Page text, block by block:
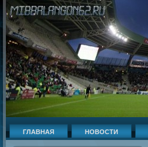
ГЛАВНАЯ НОВОСТИ